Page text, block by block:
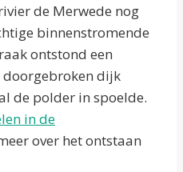
de Merwede nog
binnenstromende
ontstond een
dijk
de polder in spoelde.
in de
over het ontstaan